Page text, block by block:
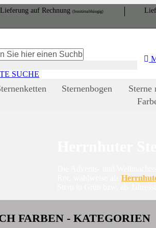
Lieferung auf Rech­nung (bonitätsabhängig)
SUCHE
Sternenbogen
Sterne
FARBEN - KATEGORIEN